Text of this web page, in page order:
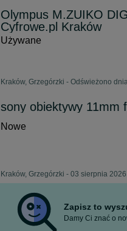
Olympus M.ZUIKO
Cyfrowe.pl Kraków
Używane
Kraków, Grzegórzki - Odświeżono
sony obiektywy 11mm
Nowe
Kraków, Grzegórzki - 03 sierpnia 2026
Zapisz to
Damy Ci znać o